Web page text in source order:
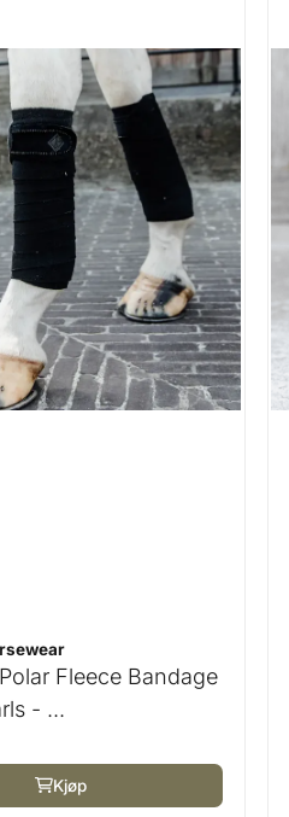
Fleece Bandage
- ...
Kjøp